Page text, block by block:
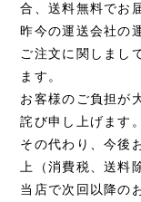
合、送料無料でお
昨今の運送会社の
ご注文に関しまし
ます。
お客様のご負担が
詫び申し上げます。
その代わり、今後
上（消費税、送料
当店で次回以降の